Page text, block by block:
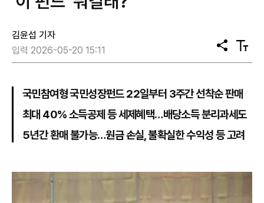
김윤섭 기자
입력 2026-05-20 15:11
공
유
텍
스
기
국민참여형 국민성장펀드 22일부터 3주간 선착순 판매
최대 40% 소득공제 등 세제혜택…배당소득 분리과세도
5년간 환매 불가능…원금 손실, 불확실한 수익성 등 고려